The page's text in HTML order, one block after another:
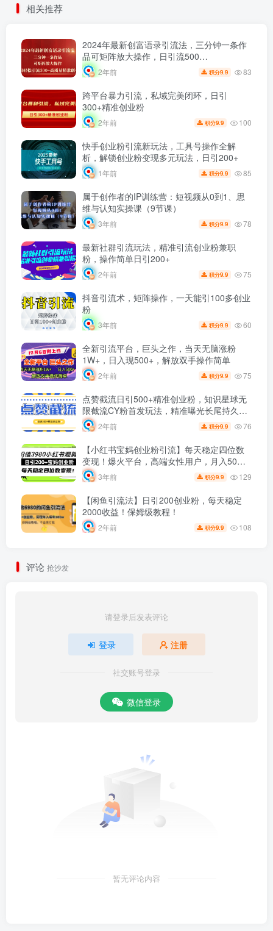
相关推荐
2024年最新创富语录引流法，三分钟一条作
品可矩阵放大操作，日引流500…
2年前 积分9.9 83
跨平台暴力引流，私域完美闭环，日引
300+精准创业粉
2年前 积分9.9 100
快手创业粉引流新玩法，工具号操作全解
析，解锁创业粉变现多元玩法，日引200+
1年前 积分9.9 85
属于创作者的IP训练营：短视频从0到1、思
维与认知实操课（9节课）
3年前 积分9.9 78
最新社群引流玩法，精准引流创业粉兼职
粉，操作简单日引200+
2年前 积分9.9 75
抖音引流术，矩阵操作，一天能引100多创业
粉
3年前 积分9.9 60
全新引流平台，巨头之作，当天无脑涨粉
1W+，日入现500+，解放双手操作简单
2年前 积分9.9 75
点赞截流日引500+精准创业粉，知识星球无
限截流CY粉首发玩法，精准曝光长尾持久，
日进线500+
2年前 积分9.9 76
【小红书宝妈创业粉引流】每天稳定四位数
变现！爆火平台，高端女性用户，月入50W
近在咫尺！
3年前 积分9.9 129
【闲鱼引流法】日引200创业粉，每天稳定
2000收益！保姆级教程！
2年前 积分9.9 108
评论 抢沙发
请登录后发表评论
登录 注册
社交账号登录
微信登录
暂无评论内容